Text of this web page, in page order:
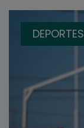
DEPORTES